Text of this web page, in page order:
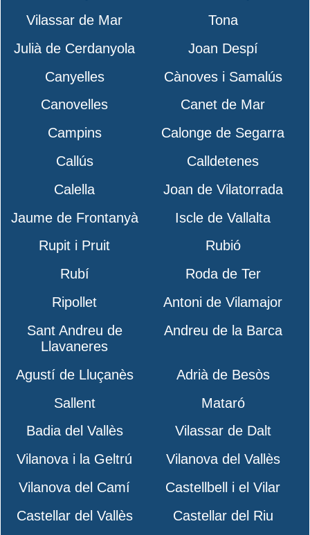
Vilassar de Mar
Tona
Julià de Cerdanyola
Joan Despí
Canyelles
Cànoves i Samalús
Canovelles
Canet de Mar
Campins
Calonge de Segarra
Callús
Calldetenes
Calella
Joan de Vilatorrada
Jaume de Frontanyà
Iscle de Vallalta
Rupit i Pruit
Rubió
Rubí
Roda de Ter
Ripollet
Antoni de Vilamajor
Sant Andreu de
Llavaneres
Andreu de la Barca
Agustí de Lluçanès
Adrià de Besòs
Sallent
Mataró
Badia del Vallès
Vilassar de Dalt
Vilanova i la Geltrú
Vilanova del Vallès
Vilanova del Camí
Castellbell i el Vilar
Castellar del Vallès
Castellar del Riu